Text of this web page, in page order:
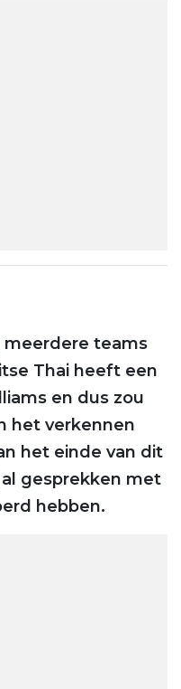
link
meerdere teams
Thai heeft een
en dus zou
het verkennen
het einde van dit
gesprekken met
hebben.